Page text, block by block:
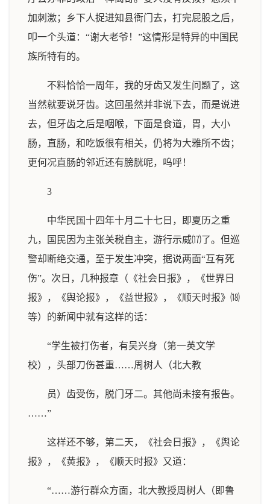
加刺激；乡下人捉进知县衙门去，打完屁股之后，
叩一个头道：“谢大老爷！”这情形是特异的中国民
族所特有的。
不料恰恰一周年，我的牙齿又发生问题了，这
当然就要说牙齿。这回虽然并非说下去，而是说进
去，但牙齿之后是咽喉，下面是食道，胃，大小
肠，直肠，和吃饭很有相关，仍将为大雅所不齿；
更何况直肠的邻近还有膀胱呢，呜呼！
3
中华民国十四年十月二十七日，即夏历之重
九，国民因为主张关税自主，游行示威⒄了。但巡
警却断绝交通，至于发生冲突，据说两面“互有死
伤”。次日，几种报章（《社会日报》，《世界日
报》，《舆论报》，《益世报》，《顺天时报》⒅
等）的新闻中就有这样的话：
“学生被打伤者，有吴兴身（第一英文学
校），头部刀伤甚重……周树人（北大教
员）齿受伤，脱门牙二。其他尚未接有报告。
……”
这样还不够，第二天，《社会日报》，《舆论
报》，《黄报》，《顺天时报》又道：
“……游行群众方面，北大教授周树人（即鲁